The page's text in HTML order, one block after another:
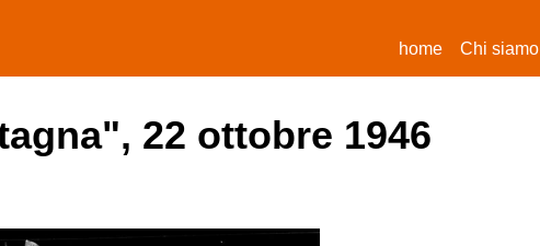
home(current)
Chi siamo
22 ottobre 1946